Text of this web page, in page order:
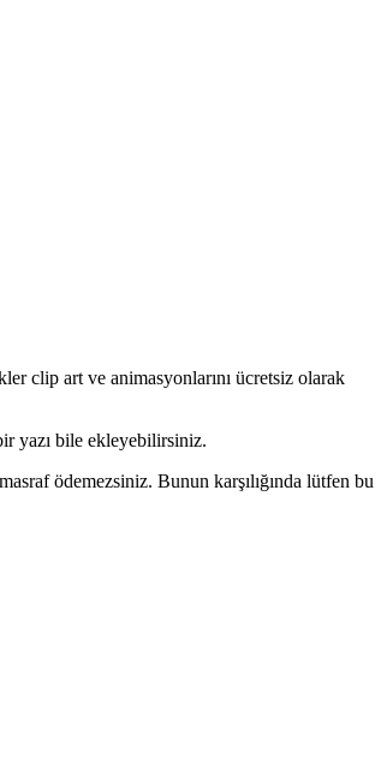
clip art ve animasyonlarını ücretsiz olarak
yazı bile ekleyebilirsiniz.
ödemezsiniz. Bunun karşılığında lütfen bu